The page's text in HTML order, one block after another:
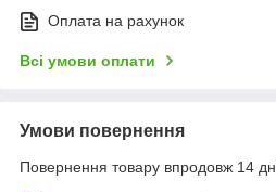
Оплата на рахунок
Всі умови оплати
Умови повернення
Повернення товару впродовж 14